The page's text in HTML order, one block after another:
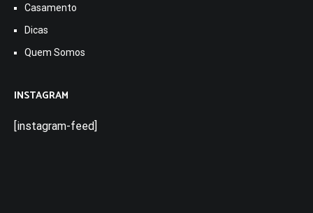
Casamento
Dicas
Quem Somos
INSTAGRAM
[instagram-feed]